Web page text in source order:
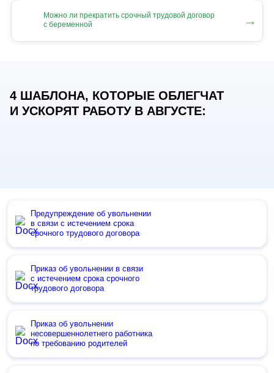
Можно ли прекратить срочный трудовой договор
с беременной
→
4 ШАБЛОНА, КОТОРЫЕ ОБЛЕГЧАТ
И УСКОРЯТ РАБОТУ В АВГУСТЕ:
Предупреждение об увольнении
в связи с истечением срока
срочного трудового договора
Приказ об увольнении в связи
с истечением срока срочного
трудового договора
Приказ об увольнении
несовершеннолетнего работника
по требованию родителей